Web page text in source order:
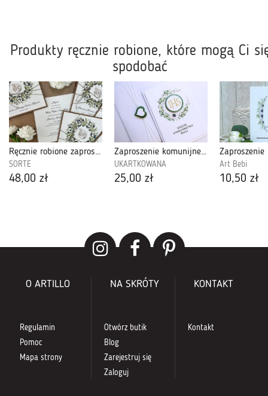
Produkty ręcznie robione, które mogą Ci
spodobać
Ręcznie robione zaproszenia komunijne 2
SORTE
48,00 zł
Zaproszenie komunijne handmade z Hostią
UKARTKOWANA
25,00 zł
Art Bebi
10,50 zł
O ARTILLO
Regulamin
Pomoc
Mapa strony
NA SKRÓTY
Otwórz butik
Blog
Zarejestruj się
Zaloguj
KONTAKT
Kontakt